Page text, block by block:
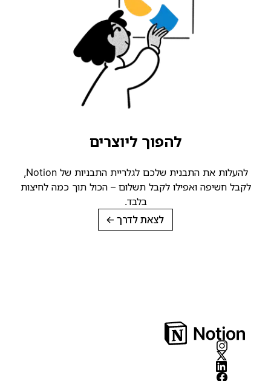
להפוך ליוצרים
להעלות את התבנית שלכם לגלריית התבניות של Notion,
לקבל חשיפה ואפילו לקבל תשלום – הכול תוך כמה לחיצות
בלבד.
לצאת לדרך→